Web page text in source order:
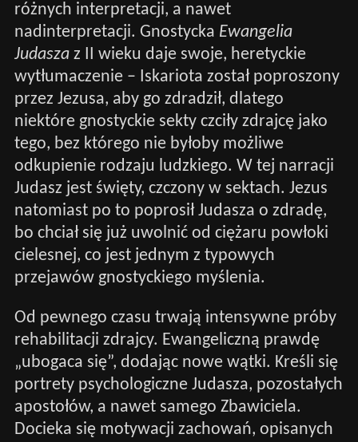
różnych interpretacji, a nawet
nadinterpretacji. Gnostycka Ewangelia
Judaszaz II wieku daje swoje, heretyckie
wytłumaczenie – Iskariota został poproszony
przez Jezusa, aby go zdradził, dlatego
niektóre gnostyckie sekty czciły zdrajcę jako
tego, bez którego nie byłoby możliwe
odkupienie rodzaju ludzkiego. W tej narracji
Judasz jest święty, czczony w sektach. Jezus
natomiast po to poprosił Judasza o zdradę,
bo chciał się już uwolnić od ciężaru powłoki
cielesnej, co jest jednym z typowych
przejawów gnostyckiego myślenia.
Od pewnego czasu trwają intensywne próby
rehabilitacji zdrajcy. Ewangeliczną prawdę
„ubogaca się”, dodając nowe wątki. Kreśli się
portrety psychologiczne Judasza, pozostałych
apostołów, a nawet samego Zbawiciela.
Docieka się motywacji zachowań, opisanych